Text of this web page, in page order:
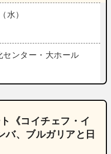
水）
センター・大ホール
《コイチェフ・イ
、ブルガリアと日